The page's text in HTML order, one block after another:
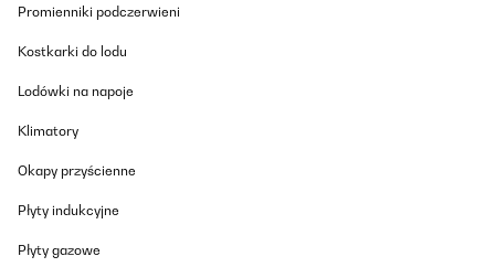
Promienniki podczerwieni
Kostkarki do lodu
Lodówki na napoje
Klimatory
Okapy przyścienne
Płyty indukcyjne
Płyty gazowe